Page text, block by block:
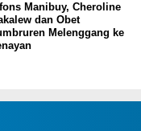
Manibuy, Cheroline
dan Obet
Melenggang ke